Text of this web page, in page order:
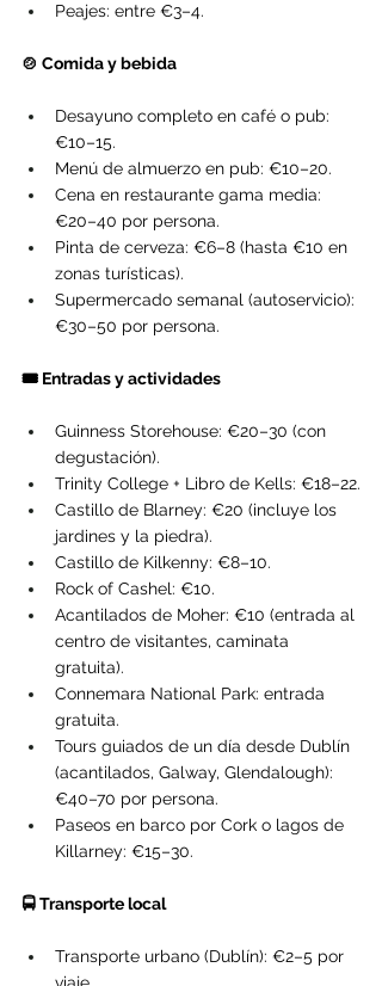
Peajes: entre €3–4.
🍲 Comida y bebida
Desayuno completo en café o pub:
€10–15.
Menú de almuerzo en pub: €10–20.
Cena en restaurante gama media:
€20–40 por persona.
Pinta de cerveza: €6–8 (hasta €10 en
zonas turísticas).
Supermercado semanal (autoservicio):
€30–50 por persona.
🎟️ Entradas y actividades
Guinness Storehouse: €20–30 (con
degustación).
Trinity College + Libro de Kells: €18–22.
Castillo de Blarney: €20 (incluye los
jardines y la piedra).
Castillo de Kilkenny: €8–10.
Rock of Cashel: €10.
Acantilados de Moher: €10 (entrada al
centro de visitantes, caminata
gratuita).
Connemara National Park: entrada
gratuita.
Tours guiados de un día desde Dublín
(acantilados, Galway, Glendalough):
€40–70 por persona.
Paseos en barco por Cork o lagos de
Killarney: €15–30.
🚍 Transporte local
Transporte urbano (Dublín): €2–5 por